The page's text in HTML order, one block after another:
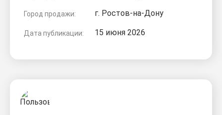
Город продажи: г. Ростов-на-Дону
Дата публикации: 15 июня 2026